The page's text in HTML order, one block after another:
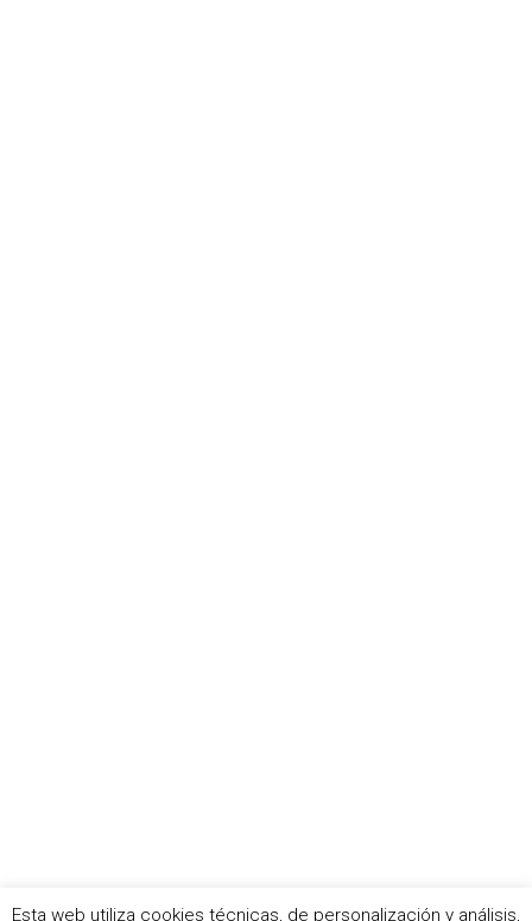
Esta web utiliza cookies técnicas, de personalización y análisis,